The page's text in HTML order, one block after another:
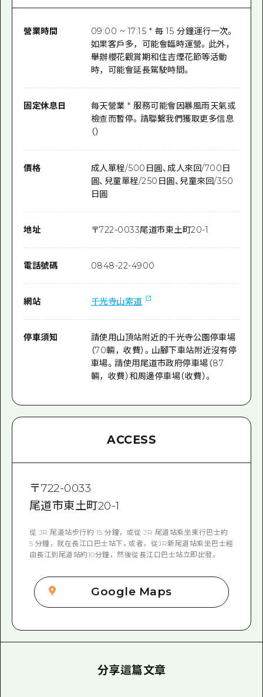
營業時間
09:00 ~ 17:15 * 每 15 分鐘運行一次。
如果客戶多，可能會臨時運營。此外，
舉辦櫻花觀賞期和住吉煙花節等活動
時，可能會延長駕駛時間。
固定休息日
每天營業 * 服務可能會因暴風雨天氣或
檢查而暫停。請聯繫我們獲取更多信息
（）
價格
成人單程/500日圓、成人來回/700日
圓、兒童單程/250日圓、兒童來回/350
日圓
地址 〒722-0033尾道市東土町20-1
電話號碼 0848-22-4900
網站 千光寺山索道
停車須知
請使用山頂站附近的千光寺公園停車場
（70輛，收費）。山腳下車站附近沒有停
車場。請使用尾道市政府停車場（87
輛，收費）和周邊停車場（收費）。
ACCESS
〒722-0033
尾道市東土町20-1
從 JR 尾道站步行約 15 分鐘，或從 JR 尾道站乘坐東行巴士約
5 分鐘，就在長江口巴士站下。或者，從JR新尾道站乘坐巴士經
由長江到尾道站約10分鐘，然後從長江口巴士站立即出發。
Google Maps
分享這篇文章